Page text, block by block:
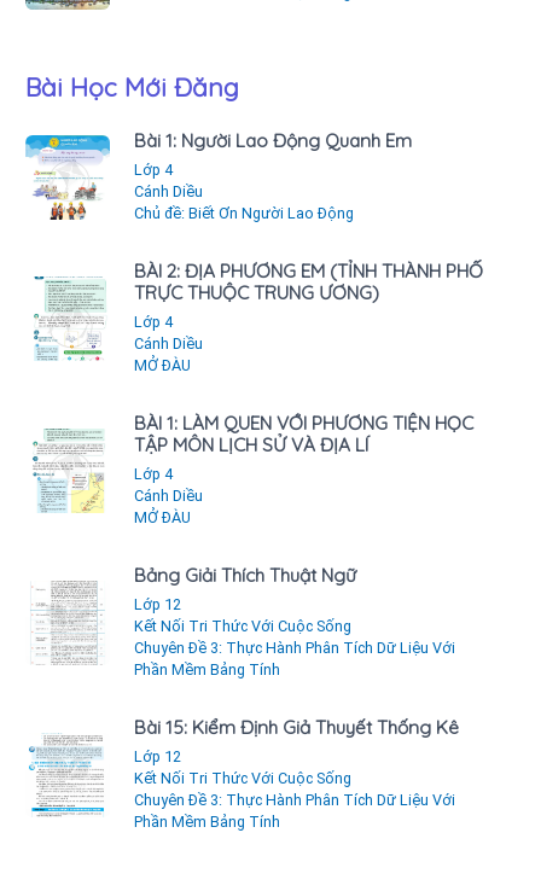
Bài Học Mới Đăng
Bài 1: Người Lao Động Quanh Em
Lớp 4
Cánh Diều
Chủ đề: Biết Ơn Người Lao Động
BÀI 2: ĐỊA PHƯƠNG EM (TỈNH THÀNH PHỐ
TRỰC THUỘC TRUNG ƯƠNG)
Lớp 4
Cánh Diều
MỞ ĐÀU
BÀI 1: LÀM QUEN VỚI PHƯƠNG TIỆN HỌC
TẬP MÔN LỊCH SỬ VÀ ĐỊA LÍ
Lớp 4
Cánh Diều
MỞ ĐÀU
Bảng Giải Thích Thuật Ngữ
Lớp 12
Kết Nối Tri Thức Với Cuộc Sống
Chuyên Đề 3: Thực Hành Phân Tích Dữ Liệu Với
Phần Mềm Bảng Tính
Bài 15: Kiểm Định Giả Thuyết Thống Kê
Lớp 12
Kết Nối Tri Thức Với Cuộc Sống
Chuyên Đề 3: Thực Hành Phân Tích Dữ Liệu Với
Phần Mềm Bảng Tính